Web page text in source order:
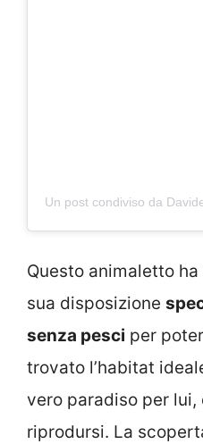
Un post condiviso da
Questo animaletto
sua disposizione
senza pesci per
trovato l’habitat
vero paradiso per
riprodursi. La